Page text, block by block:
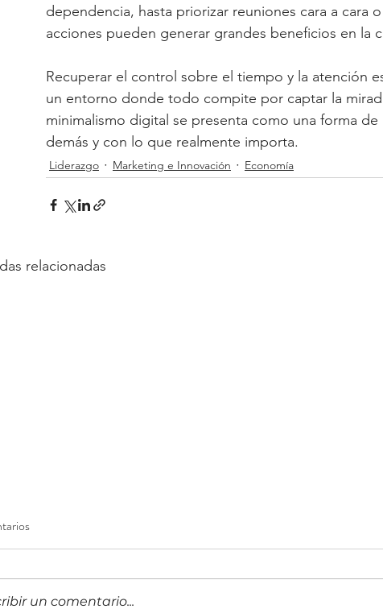
dependencia, hasta priorizar reuniones cara a cara
acciones pueden generar grandes beneficios en la
Recuperar el control sobre el tiempo y la atención
un entorno donde todo compite por captar la
minimalismo digital se presenta como una forma
demás y con lo que realmente importa.
Liderazgo Marketing e Innovación Economía
relacionadas
un comentario...